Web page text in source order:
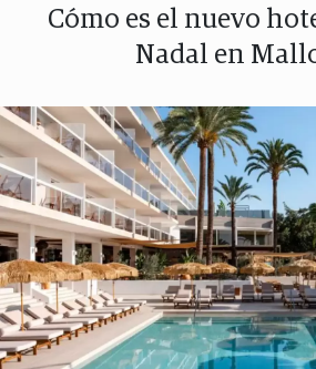
Cómo es el nuevo
Nadal en